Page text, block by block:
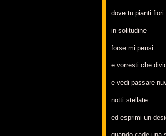
dove tu pianti fiori
in solitudine
forse mi pensi
e vorresti che
e vedi passare
notti stellate
ed esprimi un